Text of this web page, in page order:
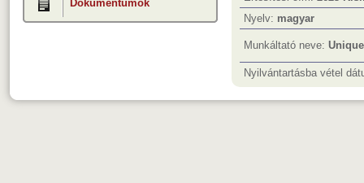
Dokumentumok
Nyelv: magyar
Munkáltató neve:
Nyilvántartásba vétel